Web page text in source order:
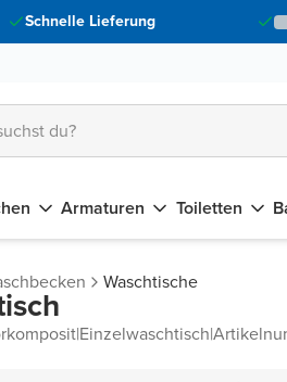
Schnelle Lieferung
Armaturen Toiletten
Waschtische
|Einzelwaschtisch|